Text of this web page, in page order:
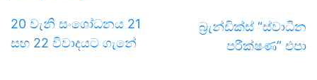
20 වැනි සංශෝධනය 21
සහ 22 විවාදයට ගැනේ
බ්‍රැන්ඩික්ස් “ස්වාධීන
පරීක්ෂණ” එපා